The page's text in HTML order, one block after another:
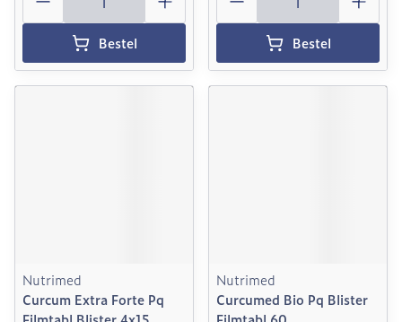
Bestel Bestel
Nutrimed
Curcum Extra Forte Pq
Nutrimed
Curcumed Bio Pq Blister